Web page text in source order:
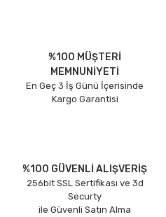
%100 MÜŞTERİ
MEMNUNİYETİ
En Geç 3 İş Günü İçerisinde
Kargo Garantisi
%100 GÜVENLİ ALIŞVERİŞ
256bit SSL Sertifikası ve 3d
Securty
ile Güvenli Satın Alma